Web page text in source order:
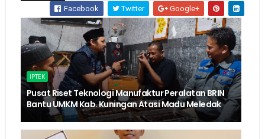
Facebook Twitter Google+
IPTEK
Pusat Riset Teknologi Manufaktur Peralatan BRIN
Bantu UMKM Kab. Kuningan Atasi Madu Meledak